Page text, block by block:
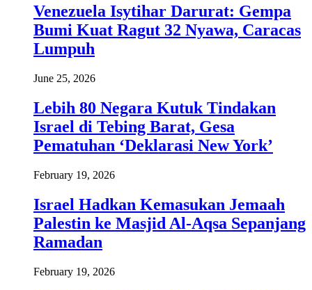
Venezuela Isytihar Darurat: Gempa
Bumi Kuat Ragut 32 Nyawa, Caracas
Lumpuh
June 25, 2026
Lebih 80 Negara Kutuk Tindakan
Israel di Tebing Barat, Gesa
Pematuhan ‘Deklarasi New York’
February 19, 2026
Israel Hadkan Kemasukan Jemaah
Palestin ke Masjid Al-Aqsa Sepanjang
Ramadan
February 19, 2026